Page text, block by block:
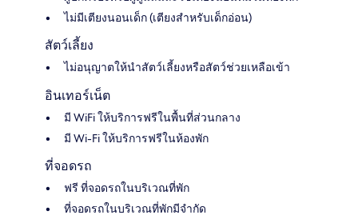
ไม่มีเตียงนอนเด็ก (เตียงสำหรับเด็กอ่อน)
สัตว์เลี้ยง
ไม่อนุญาตให้นำสัตว์เลี้ยงหรือสัตว์ช่วยเหลือเข้า
อินเทอร์เน็ต
มี WiFi ให้บริการฟรีในพื้นที่ส่วนกลาง
มี Wi-Fi ให้บริการฟรีในห้องพัก
ที่จอดรถ
ฟรี ที่จอดรถในบริเวณที่พัก
ที่จอดรถในบริเวณที่พักมีจำกัด